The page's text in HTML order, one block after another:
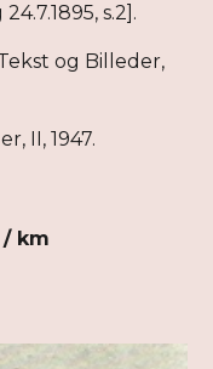
s.2].
og Billeder,
II, 1947.
km